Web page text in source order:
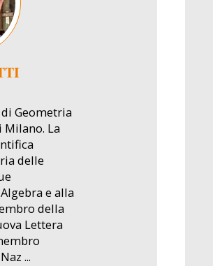
Geometria
La
delle
e alla
della
Lettera
...